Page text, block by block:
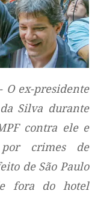
O ex-presidente
Silva durante
contra ele e
crimes de
de São Paulo
fora do hotel